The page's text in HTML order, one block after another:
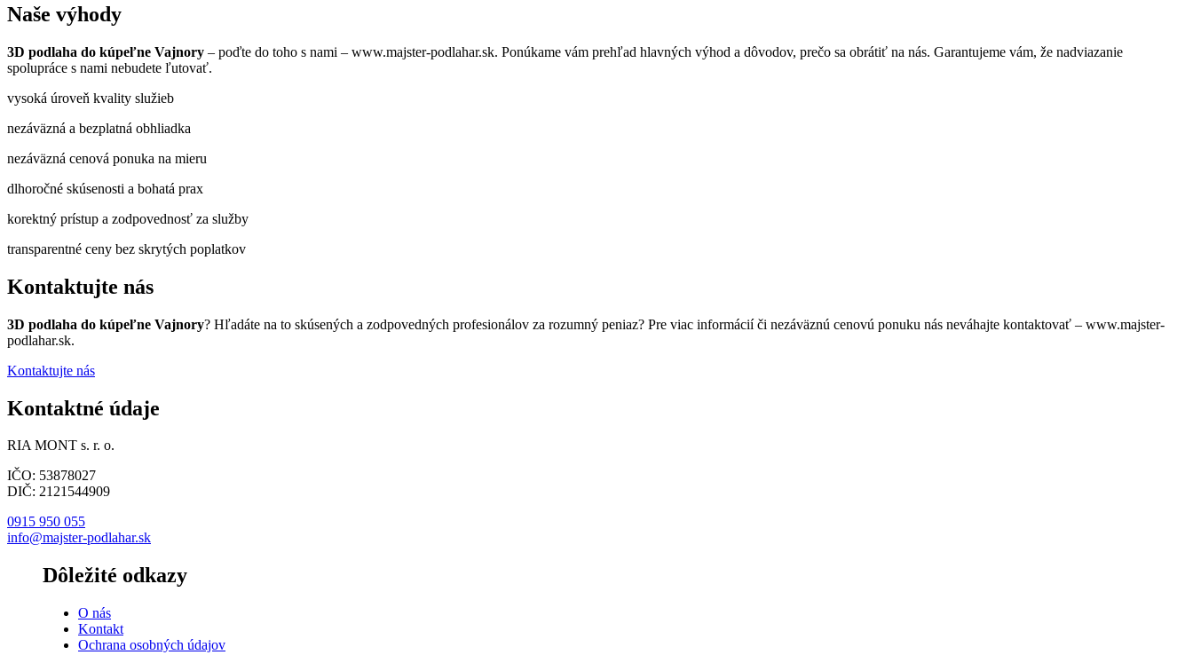
Naše výhody
3D podlaha do kúpeľne Vajnory – poďte do toho s nami – www.majster-podlahar.sk. Ponúkame vám prehľad hlavných výhod a dôvodov, prečo sa obrátiť na nás. Garantujeme vám, že nadviazanie
spolupráce s nami nebudete ľutovať.
vysoká úroveň kvality služieb
nezáväzná a bezplatná obhliadka
nezáväzná cenová ponuka na mieru
dlhoročné skúsenosti a bohatá prax
korektný prístup a zodpovednosť za služby
transparentné ceny bez skrytých poplatkov
Kontaktujte nás
3D podlaha do kúpeľne Vajnory? Hľadáte na to skúsených a zodpovedných profesionálov za rozumný peniaz? Pre viac informácií či nezáväznú cenovú ponuku nás neváhajte kontaktovať – www.majster-
podlahar.sk.
Kontaktujte nás
Kontaktné údaje
RIA MONT s. r. o.
IČO: 53878027
DIČ: 2121544909
0915 950 055
info@majster-podlahar.sk
Dôležité odkazy
O nás
Kontakt
Ochrana osobných údajov